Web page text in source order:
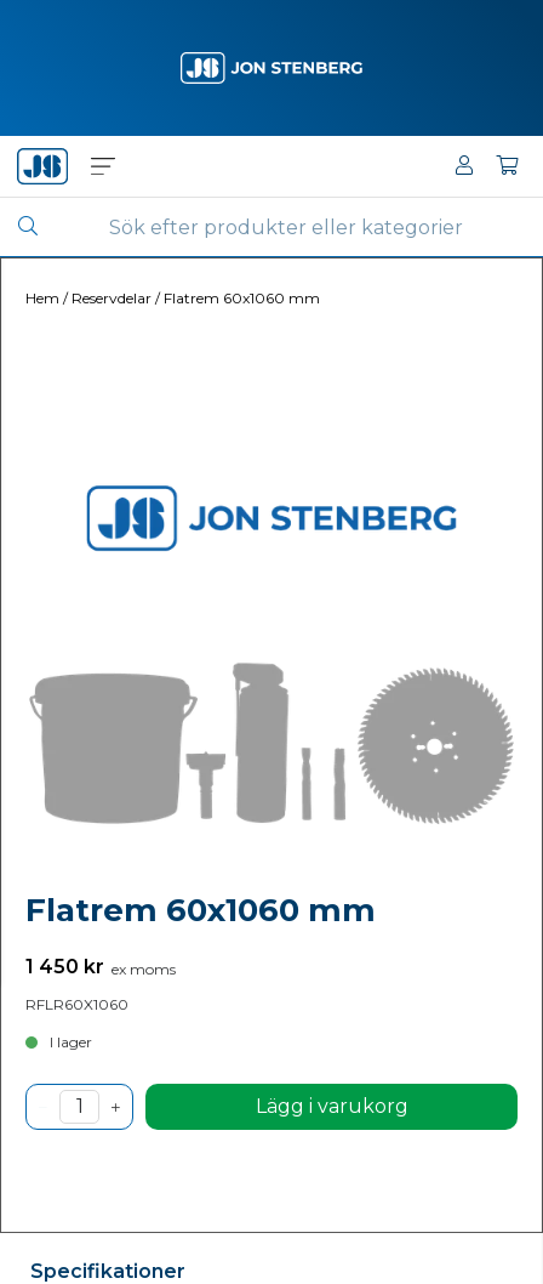
Hem / Reservdelar / Flatrem 60x1060 mm
Flatrem 60x1060 mm
1 450 kr ex moms
RFLR60X1060
I lager
Lägg i varukorg
Specifikationer